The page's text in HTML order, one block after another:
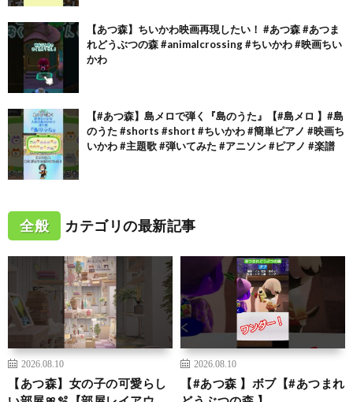
【あつ森】ちいかわ映画再現したい！ #あつ森 #あつま
れどうぶつの森 #animalcrossing #ちいかわ #映画ちい
かわ
【#あつ森】島メロで弾く『島のうた』【#島メロ 】#島
のうた #shorts #short #ちいかわ #簡単ピアノ #映画ち
いかわ #主題歌 #弾いてみた #アニソン #ピアノ #楽譜
全般 カテゴリの最新記事
2026.08.10
【あつ森】女の子の可愛らし
2026.08.10
【#あつ森 】ボブ【#あつまれ